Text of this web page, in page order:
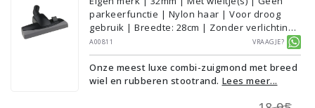
parkeerfunctie | Nylon haar | Voor droog
gebruik | Breedte: 28cm | Zonder verlichting |
Zonder kliksysteem | Kleur: Grijs, Zwart |
Alternatief | Geschikt voor vloertype:
Plavuizen/Tegels, Parket/Laminaat,
PVC/Vinyl, Tapijt/Vloerbedekking
A00811 Vraagje?
Onze meest luxe combi-zuigmond met breed
wiel en rubberen stootrand. Lees meer...